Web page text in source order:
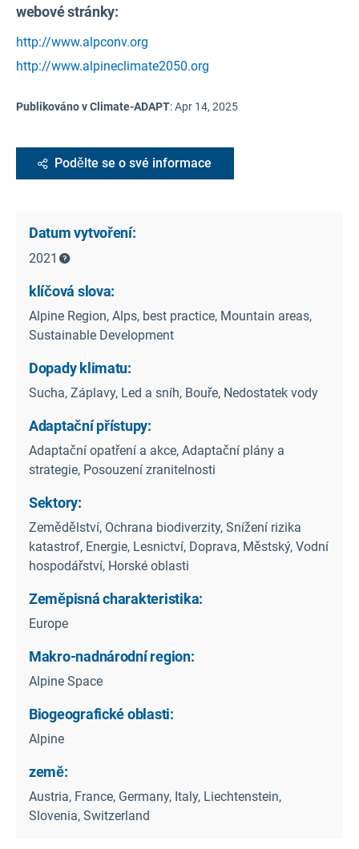
webové stránky:
http://www.alpconv.org
http://www.alpineclimate2050.org
Publikováno v Climate-ADAPT:Apr 14, 2025
Podělte se o své informace
Datum vytvoření:
2021
klíčová slova:
Alpine Region, Alps, best practice, Mountain areas,
Sustainable Development
Dopady klimatu:
Sucha, Záplavy, Led a sníh, Bouře, Nedostatek vody
Adaptační přístupy:
Adaptační opatření a akce, Adaptační plány a
strategie, Posouzení zranitelnosti
Sektory:
Zemědělství, Ochrana biodiverzity, Snížení rizika
katastrof, Energie, Lesnictví, Doprava, Městský, Vodní
hospodářství, Horské oblasti
Zeměpisná charakteristika:
Europe
Makro-nadnárodní region:
Alpine Space
Biogeografické oblasti:
Alpine
země:
Austria, France, Germany, Italy, Liechtenstein,
Slovenia, Switzerland